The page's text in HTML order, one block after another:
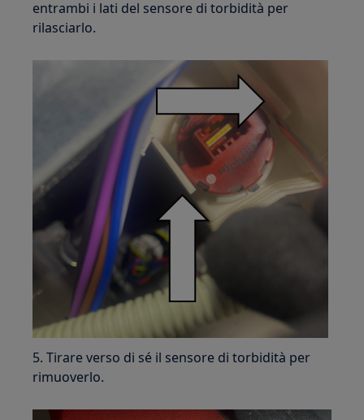
entrambi i lati del sensore di torbidità per
rilasciarlo.
5. Tirare verso di sé il sensore di torbidità per
rimuoverlo.